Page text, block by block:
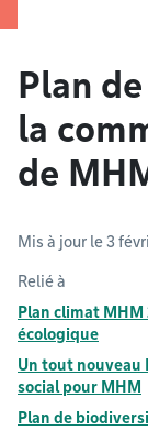
Plan
la
de
Mis à jour le 3
Relié à
Plan climat
écologique
Un tout nouveau
social pour MHM
Plan de